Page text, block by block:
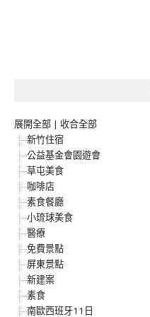
展開全部 | 收合全部
新竹住宿
公益基金會園遊會
草屯美食
咖啡店
素食餐廳
小琉球美食
醫療
免費景點
屏東景點
新建案
素食
南歐西班牙11日